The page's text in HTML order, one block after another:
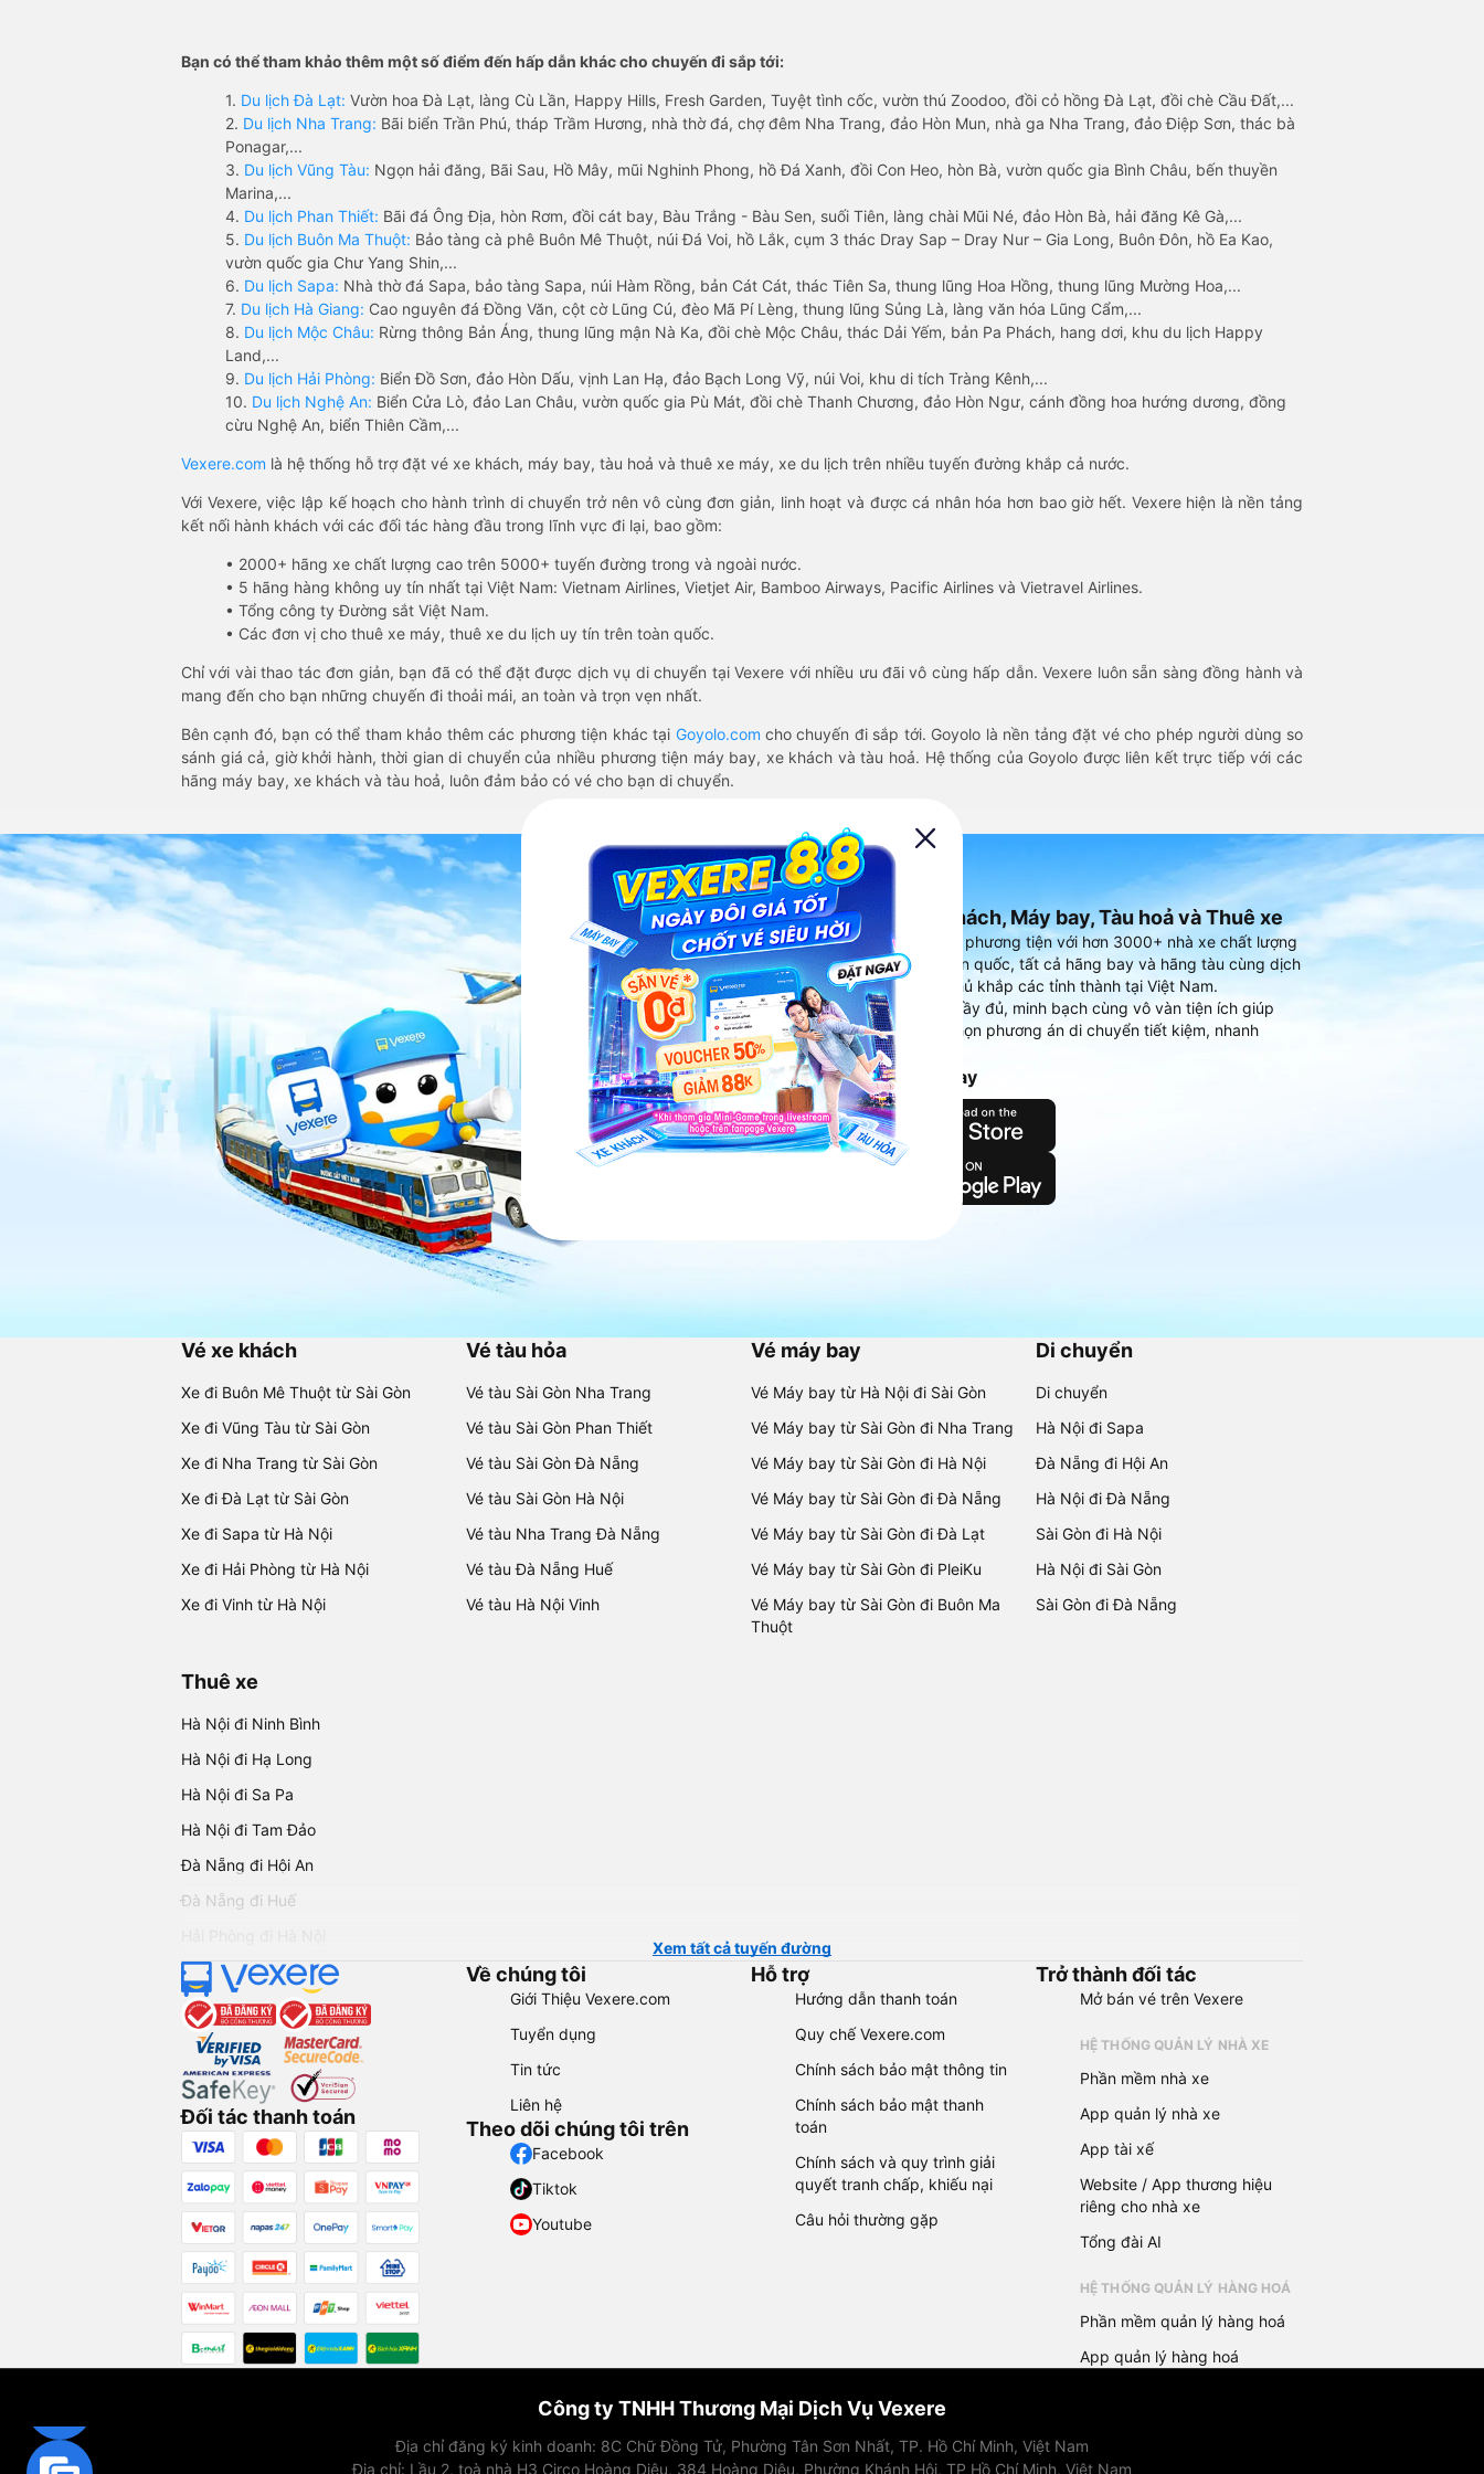
Bạn có thể tham khảo thêm một số điểm đến hấp dẫn khác cho chuyến đi sắp tới:
1. Du lịch Đà Lạt: Vườn hoa Đà Lạt, làng Cù Lần, Happy Hills, Fresh Garden, Tuyệt tình cốc, vườn thú Zoodoo, đồi cỏ hồng Đà Lạt, đồi chè Cầu Đất,...
2. Du lịch Nha Trang: Bãi biển Trần Phú, tháp Trầm Hương, nhà thờ đá, chợ đêm Nha Trang, đảo Hòn Mun, nhà ga Nha Trang, đảo Điệp Sơn, thác bà
Ponagar,...
3. Du lịch Vũng Tàu: Ngọn hải đăng, Bãi Sau, Hồ Mây, mũi Nghinh Phong, hồ Đá Xanh, đồi Con Heo, hòn Bà, vườn quốc gia Bình Châu, bến thuyền
Marina,...
4. Du lịch Phan Thiết: Bãi đá Ông Địa, hòn Rơm, đồi cát bay, Bàu Trắng - Bàu Sen, suối Tiên, làng chài Mũi Né, đảo Hòn Bà, hải đăng Kê Gà,...
5. Du lịch Buôn Ma Thuột: Bảo tàng cà phê Buôn Mê Thuột, núi Đá Voi, hồ Lắk, cụm 3 thác Dray Sap – Dray Nur – Gia Long, Buôn Đôn, hồ Ea Kao,
vườn quốc gia Chư Yang Shin,...
6. Du lịch Sapa: Nhà thờ đá Sapa, bảo tàng Sapa, núi Hàm Rồng, bản Cát Cát, thác Tiên Sa, thung lũng Hoa Hồng, thung lũng Mường Hoa,...
7. Du lịch Hà Giang: Cao nguyên đá Đồng Văn, cột cờ Lũng Cú, đèo Mã Pí Lèng, thung lũng Sủng Là, làng văn hóa Lũng Cẩm,...
8. Du lịch Mộc Châu: Rừng thông Bản Áng, thung lũng mận Nà Ka, đồi chè Mộc Châu, thác Dải Yếm, bản Pa Phách, hang dơi, khu du lịch Happy
Land,...
9. Du lịch Hải Phòng: Biển Đồ Sơn, đảo Hòn Dấu, vịnh Lan Hạ, đảo Bạch Long Vỹ, núi Voi, khu di tích Tràng Kênh,...
10. Du lịch Nghệ An: Biển Cửa Lò, đảo Lan Châu, vườn quốc gia Pù Mát, đồi chè Thanh Chương, đảo Hòn Ngư, cánh đồng hoa hướng dương, đồng
cừu Nghệ An, biển Thiên Cầm,...
Vexere.com là hệ thống hỗ trợ đặt vé xe khách, máy bay, tàu hoả và thuê xe máy, xe du lịch trên nhiều tuyến đường khắp cả nước.
Với Vexere, việc lập kế hoạch cho hành trình di chuyển trở nên vô cùng đơn giản, linh hoạt và được cá nhân hóa hơn bao giờ hết. Vexere hiện là nền tảng
kết nối hành khách với các đối tác hàng đầu trong lĩnh vực đi lại, bao gồm:
• 2000+ hãng xe chất lượng cao trên 5000+ tuyến đường trong và ngoài nước.
• 5 hãng hàng không uy tín nhất tại Việt Nam: Vietnam Airlines, Vietjet Air, Bamboo Airways, Pacific Airlines và Vietravel Airlines.
• Tổng công ty Đường sắt Việt Nam.
• Các đơn vị cho thuê xe máy, thuê xe du lịch uy tín trên toàn quốc.
Chỉ với vài thao tác đơn giản, bạn đã có thể đặt được dịch vụ di chuyển tại Vexere với nhiều ưu đãi vô cùng hấp dẫn. Vexere luôn sẵn sàng đồng hành và
mang đến cho bạn những chuyến đi thoải mái, an toàn và trọn vẹn nhất.
Bên cạnh đó, bạn có thể tham khảo thêm các phương tiện khác tại Goyolo.com cho chuyến đi sắp tới. Goyolo là nền tảng đặt vé cho phép người dùng so
sánh giá cả, giờ khởi hành, thời gian di chuyển của nhiều phương tiện máy bay, xe khách và tàu hoả. Hệ thống của Goyolo được liên kết trực tiếp với các
hãng máy bay, xe khách và tàu hoả, luôn đảm bảo có vé cho bạn di chuyển.
Ứng dụng đặt vé Xe khách, Máy bay, Tàu hoả và Thuê xe
Vexere - ứng dụng đặt vé đa phương tiện với hơn 3000+ nhà xe chất lượng
cao, 5000+ tuyến đường toàn quốc, tất cả hãng bay và hãng tàu cùng dịch
vụ thuê xe máy, xe du lịch phủ khắp các tỉnh thành tại Việt Nam.
Ứng dụng hiển thị thông tin đầy đủ, minh bạch cùng vô vàn tiện ích giúp
người dùng so sánh và lựa chọn phương án di chuyển tiết kiệm, nhanh
chóng và phù hợp nhất.
Tải ứng dụng Vexere ngay
Vé xe khách
Xe đi Buôn Mê Thuột từ Sài Gòn
Xe đi Vũng Tàu từ Sài Gòn
Xe đi Nha Trang từ Sài Gòn
Xe đi Đà Lạt từ Sài Gòn
Xe đi Sapa từ Hà Nội
Xe đi Hải Phòng từ Hà Nội
Xe đi Vinh từ Hà Nội
Vé tàu hỏa
Vé tàu Sài Gòn Nha Trang
Vé tàu Sài Gòn Phan Thiết
Vé tàu Sài Gòn Đà Nẵng
Vé tàu Sài Gòn Hà Nội
Vé tàu Nha Trang Đà Nẵng
Vé tàu Đà Nẵng Huế
Vé tàu Hà Nội Vinh
Vé máy bay
Vé Máy bay từ Hà Nội đi Sài Gòn
Vé Máy bay từ Sài Gòn đi Nha Trang
Vé Máy bay từ Sài Gòn đi Hà Nội
Vé Máy bay từ Sài Gòn đi Đà Nẵng
Vé Máy bay từ Sài Gòn đi Đà Lạt
Vé Máy bay từ Sài Gòn đi PleiKu
Vé Máy bay từ Sài Gòn đi Buôn Ma
Thuột
Di chuyển
Di chuyển
Hà Nội đi Sapa
Đà Nẵng đi Hội An
Hà Nội đi Đà Nẵng
Sài Gòn đi Hà Nội
Hà Nội đi Sài Gòn
Sài Gòn đi Đà Nẵng
Thuê xe
Hà Nội đi Ninh Bình
Hà Nội đi Hạ Long
Hà Nội đi Sa Pa
Hà Nội đi Tam Đảo
Đà Nẵng đi Hội An
Đà Nẵng đi Huế
Xem tất cả tuyến đường
Đối tác thanh toán
Về chúng tôi
Giới Thiệu Vexere.com
Tuyển dụng
Tin tức
Liên hệ
Theo dõi chúng tôi trên
Facebook
Tiktok
Youtube
Hỗ trợ
Hướng dẫn thanh toán
Quy chế Vexere.com
Chính sách bảo mật thông tin
Chính sách bảo mật thanh
toán
Chính sách và quy trình giải
quyết tranh chấp, khiếu nại
Câu hỏi thường gặp
Trở thành đối tác
Mở bán vé trên Vexere
HỆ THỐNG QUẢN LÝ NHÀ XE
Phần mềm nhà xe
App quản lý nhà xe
App tài xế
Website / App thương hiệu
riêng cho nhà xe
Tổng đài AI
HỆ THỐNG QUẢN LÝ HÀNG HOÁ
Phần mềm quản lý hàng hoá
App quản lý hàng hoá
Công ty TNHH Thương Mại Dịch Vụ Vexere
Địa chỉ đăng ký kinh doanh: 8C Chữ Đồng Tử, Phường Tân Sơn Nhất, TP. Hồ Chí Minh, Việt Nam
Địa chỉ: Lầu 2, toà nhà H3 Circo Hoàng Diệu, 384 Hoàng Diệu, Phường Khánh Hội, TP Hồ Chí Minh, Việt Nam